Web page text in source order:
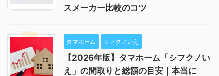
スメーカー比較のコツ
タマホーム シフクノいえ
【2026年版】タマホーム「シフクノい
え」の間取りと総額の目安｜本当に